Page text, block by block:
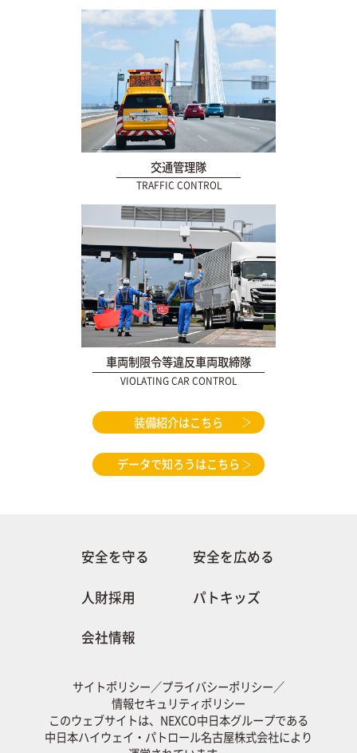
交通管理隊
TRAFFIC CONTROL
車両制限令等違反車両取締隊
VIOLATING CAR CONTROL
装備紹介はこちら
データで知ろうはこちら
安全を守る 安全を広める
人財採用 パトキッズ
会社情報
サイトポリシー／プライバシーポリシー／
情報セキュリティポリシー
このウェブサイトは、NEXCO中日本グループである
中日本ハイウェイ・パトロール名古屋株式会社により